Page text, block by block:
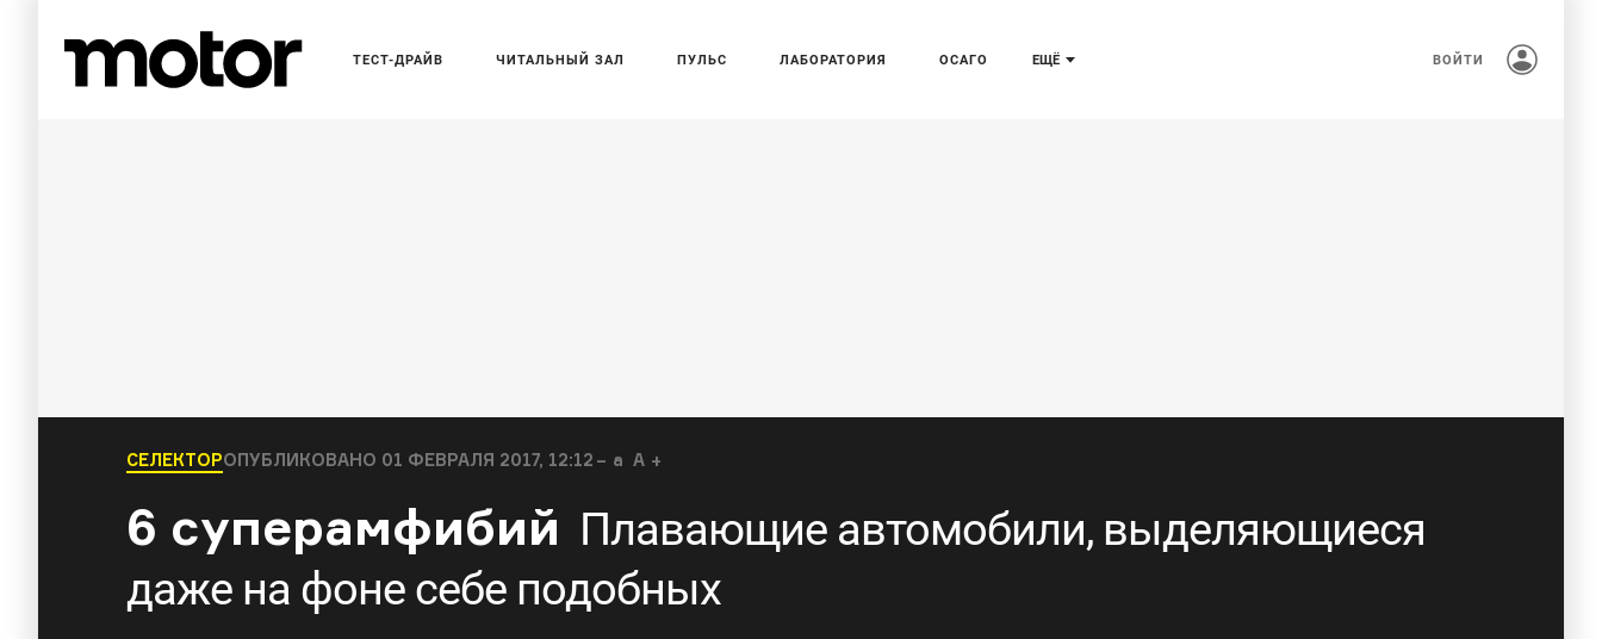
ЕЩЁ
ТЕСТ-ДРАЙВ ЧИТАЛЬНЫЙ ЗАЛ ПУЛЬС ЛАБОРАТОРИЯ ОСАГО ВОЙТИ
СЕЛЕКТОРОПУБЛИКОВАНО 01 ФЕВРАЛЯ 2017, 12:12 a A
6 суперамфибий Плавающие автомобили, выделяющиеся
даже на фоне себе подобных